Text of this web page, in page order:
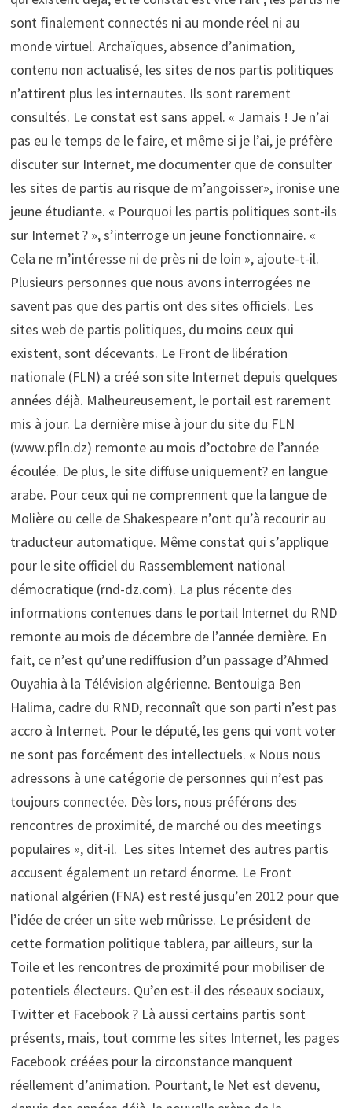
sont finalement connectés ni au monde réel ni au
monde virtuel. Archaïques, absence d’animation,
contenu non actualisé, les sites de nos partis politiques
n’attirent plus les internautes. Ils sont rarement
consultés. Le constat est sans appel. « Jamais ! Je n’ai
pas eu le temps de le faire, et même si je l’ai, je préfère
discuter sur Internet, me documenter que de consulter
les sites de partis au risque de m’angoisser», ironise une
jeune étudiante. « Pourquoi les partis politiques sont-ils
sur Internet ? », s’interroge un jeune fonctionnaire. «
Cela ne m’intéresse ni de près ni de loin », ajoute-t-il.
Plusieurs personnes que nous avons interrogées ne
savent pas que des partis ont des sites officiels. Les
sites web de partis politiques, du moins ceux qui
existent, sont décevants. Le Front de libération
nationale (FLN) a créé son site Internet depuis quelques
années déjà. Malheureusement, le portail est rarement
mis à jour. La dernière mise à jour du site du FLN
(www.pfln.dz) remonte au mois d’octobre de l’année
écoulée. De plus, le site diffuse uniquement? en langue
arabe. Pour ceux qui ne comprennent que la langue de
Molière ou celle de Shakespeare n’ont qu’à recourir au
traducteur automatique. Même constat qui s’applique
pour le site officiel du Rassemblement national
démocratique (rnd-dz.com). La plus récente des
informations contenues dans le portail Internet du RND
remonte au mois de décembre de l’année dernière. En
fait, ce n’est qu’une rediffusion d’un passage d’Ahmed
Ouyahia à la Télévision algérienne. Bentouiga Ben
Halima, cadre du RND, reconnaît que son parti n’est pas
accro à Internet. Pour le député, les gens qui vont voter
ne sont pas forcément des intellectuels. « Nous nous
adressons à une catégorie de personnes qui n’est pas
toujours connectée. Dès lors, nous préférons des
rencontres de proximité, de marché ou des meetings
populaires », dit-il. Les sites Internet des autres partis
accusent également un retard énorme. Le Front
national algérien (FNA) est resté jusqu’en 2012 pour que
l’idée de créer un site web mûrisse. Le président de
cette formation politique tablera, par ailleurs, sur la
Toile et les rencontres de proximité pour mobiliser de
potentiels électeurs. Qu’en est-il des réseaux sociaux,
Twitter et Facebook ? Là aussi certains partis sont
présents, mais, tout comme les sites Internet, les pages
Facebook créées pour la circonstance manquent
réellement d’animation. Pourtant, le Net est devenu,